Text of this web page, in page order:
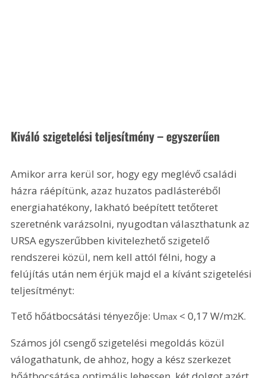
Kiváló szigetelési teljesítmény – egyszerűen
Amikor arra kerül sor, hogy egy meglévő családi
házra ráépítünk, azaz huzatos padlásteréből
energiahatékony, lakható beépített tetőteret
szeretnénk varázsolni, nyugodtan választhatunk az
URSA egyszerűbben kivitelezhető szigetelő
rendszerei közül, nem kell attól félni, hogy a
felújítás után nem érjük majd el a kívánt szigetelési
teljesítményt:
Tető hőátbocsátási tényezője: Umax < 0,17 W/m2K.
Számos jól csengő szigetelési megoldás közül
válogathatunk, de ahhoz, hogy a kész szerkezet